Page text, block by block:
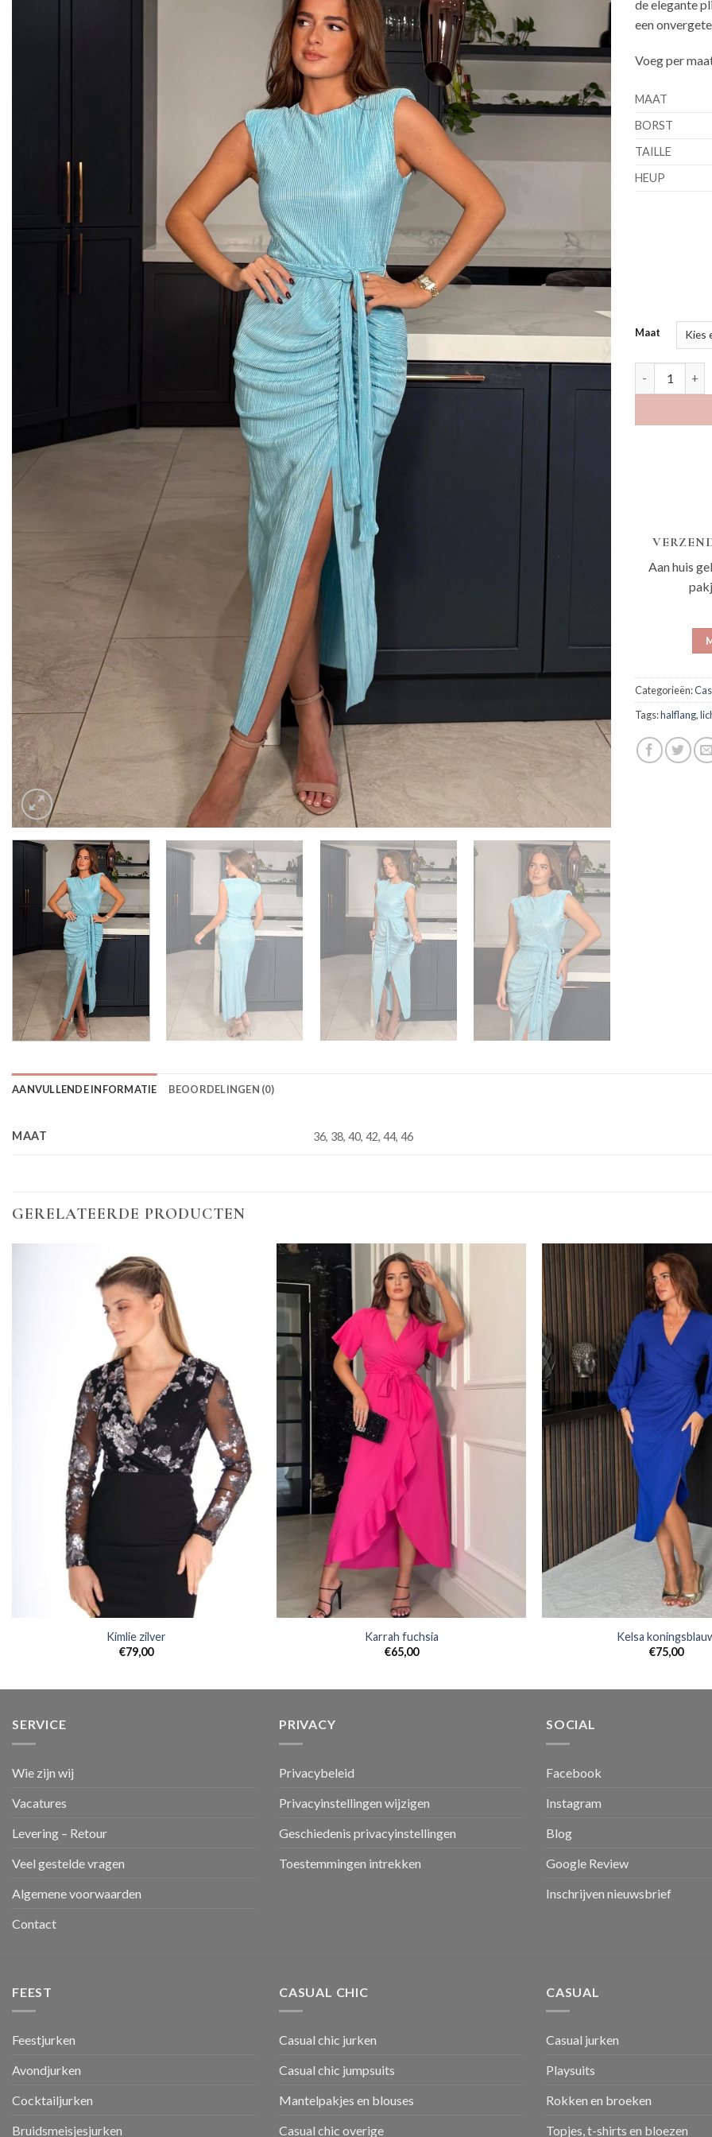
de elegante
een
Voeg per
MAAT
BORST
TAILLE
HEUP
Maat
Aan huis
Categorieën:
Tags:halflang,
AANVULLENDE INFORMATIE BEOORDELINGEN (0)
MAAT 36, 38, 40, 42, 44, 46
GERELATEERDE PRODUCTEN
Kimlie zilver
€79,00
Karrah fuchsia
€65,00
Kelsa
€75,00
SERVICE
Wie zijn wij
Vacatures
Levering – Retour
Veel gestelde vragen
Algemene voorwaarden
Contact
PRIVACY
Privacybeleid
Privacyinstellingen wijzigen
Geschiedenis privacyinstellingen
Toestemmingen intrekken
SOCIAL
Facebook
Instagram
Blog
Google Review
Inschrijven nieuwsbrief
FEEST
Feestjurken
Avondjurken
Cocktailjurken
Bruidsmeisjesjurken
CASUAL CHIC
Casual chic jurken
Casual chic jumpsuits
Mantelpakjes en blouses
Casual chic overige
CASUAL
Casual jurken
Playsuits
Rokken en broeken
Topjes, t-shirts en bloezen